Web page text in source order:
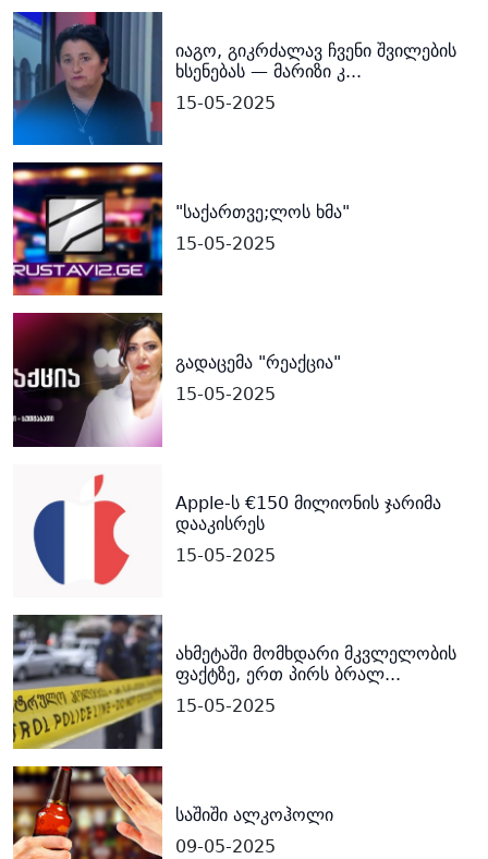
იაგო, გიკრძალავ ჩვენი შვილების
ხსენებას — მარიზი კ...
15-05-2025
"საქართვე;ლოს ხმა"
15-05-2025
გადაცემა "რეაქცია"
15-05-2025
Apple-ს €150 მილიონის ჯარიმა
დააკისრეს
15-05-2025
ახმეტაში მომხდარი მკვლელობის
ფაქტზე, ერთ პირს ბრალ...
15-05-2025
საშიში ალკოჰოლი
09-05-2025